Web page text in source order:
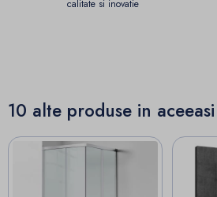
calitate si inovatie
10 alte produse in